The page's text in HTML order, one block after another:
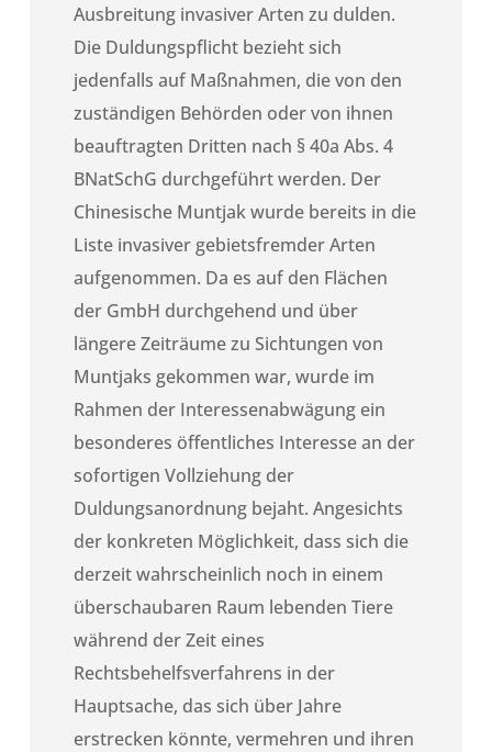
Ausbreitung invasiver Arten zu dulden.
Die Duldungspflicht bezieht sich
jedenfalls auf Maßnahmen, die von den
zuständigen Behörden oder von ihnen
beauftragten Dritten nach § 40a Abs. 4
BNatSchG durchgeführt werden. Der
Chinesische Muntjak wurde bereits in die
Liste invasiver gebietsfremder Arten
aufgenommen. Da es auf den Flächen
der GmbH durchgehend und über
längere Zeiträume zu Sichtungen von
Muntjaks gekommen war, wurde im
Rahmen der Interessenabwägung ein
besonderes öffentliches Interesse an der
sofortigen Vollziehung der
Duldungsanordnung bejaht. Angesichts
der konkreten Möglichkeit, dass sich die
derzeit wahrscheinlich noch in einem
überschaubaren Raum lebenden Tiere
während der Zeit eines
Rechtsbehelfsverfahrens in der
Hauptsache, das sich über Jahre
erstrecken könnte, vermehren und ihren